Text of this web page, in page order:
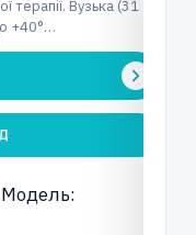
терапії. Вузька (31
+40°…